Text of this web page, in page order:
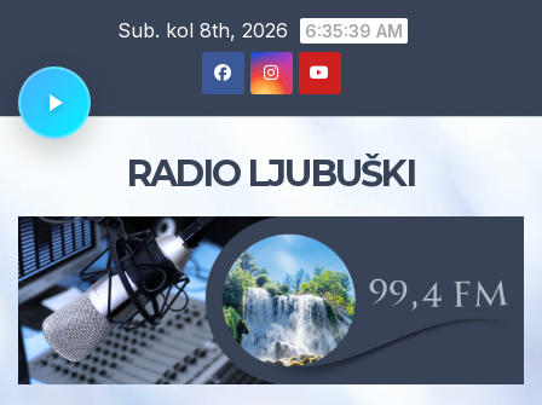
content
Sub. kol 8th, 2026 6:35:40 AM
RADIO LJUBUŠKI